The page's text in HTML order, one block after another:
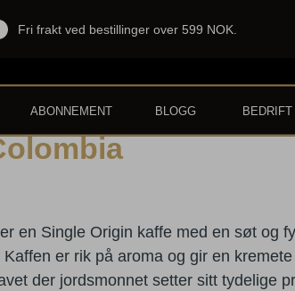
Fri frakt ved bestillinger over 599 NOK.
ABONNEMENT BLOGG BEDRIFT
en Single Origin kaffe med en søt og
er rik på aroma og gir en
der jordsmonnet setter sitt tydelige